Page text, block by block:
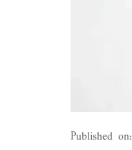
Published on: